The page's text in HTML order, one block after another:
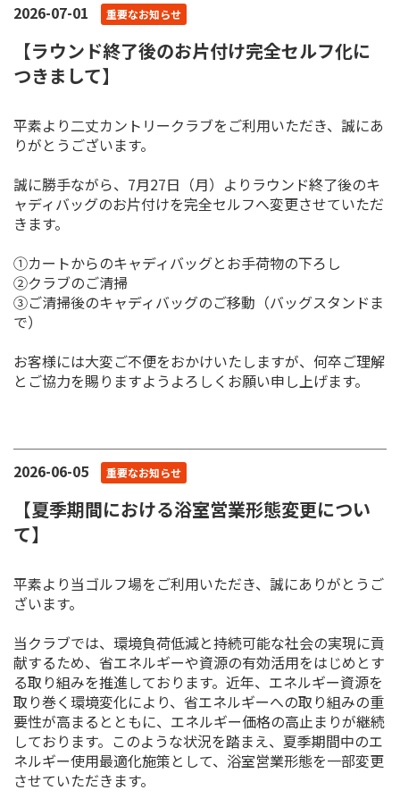
2026-07-01 重要なお知らせ
【ラウンド終了後のお片付け完全セルフ化に
つきまして】
平素より二丈カントリークラブをご利用いただき、誠にあ
りがとうございます。
誠に勝手ながら、7月27日（月）よりラウンド終了後のキ
ャディバッグのお片付けを完全セルフへ変更させていただ
きます。
①カートからのキャディバッグとお手荷物の下ろし
②クラブのご清掃
③ご清掃後のキャディバッグのご移動（バッグスタンドま
で）
お客様には大変ご不便をおかけいたしますが、何卒ご理解
とご協力を賜りますようよろしくお願い申し上げます。
2026-06-05 重要なお知らせ
【夏季期間における浴室営業形態変更につい
て】
平素より当ゴルフ場をご利用いただき、誠にありがとうご
ざいます。
当クラブでは、環境負荷低減と持続可能な社会の実現に貢
献するため、省エネルギーや資源の有効活用をはじめとす
る取り組みを推進しております。近年、エネルギー資源を
取り巻く環境変化により、省エネルギーへの取り組みの重
要性が高まるとともに、エネルギー価格の高止まりが継続
しております。このような状況を踏まえ、夏季期間中のエ
ネルギー使用最適化施策として、浴室営業形態を一部変更
させていただきます。